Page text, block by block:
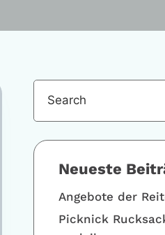
Neueste
Angebote der
Picknick